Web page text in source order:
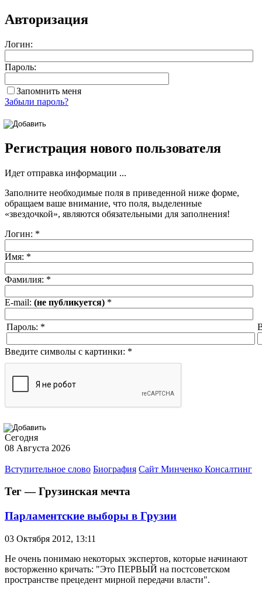
Авторизация
Логин:
Пароль:
Запомнить меня
Забыли пароль?
Регистрация нового пользователя
Идет отправка информации ...
Заполните необходимые поля в приведенной ниже форме,
обращаем ваше внимание, что поля, выделенные
«звездочкой», являются обязательными для заполнения!
Логин: *
Имя: *
Фамилия: *
E-mail: (не публикуется) *
Пароль: *
Введите символы с картинки: *
Сегодня
08 Августа 2026
Вступительное слово Биография Сайт Минченко Консалтинг
Тег — Грузинская мечта
Парламентские выборы в Грузии
03 Октября 2012, 13:11
Не очень понимаю некоторых экспертов, которые начинают
восторженно кричать: "Это ПЕРВЫЙ на постсоветском
пространстве прецедент мирной передачи власти".